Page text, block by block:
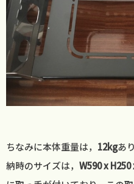
ちなみに本体重量は， 12kgあ
納時のサイズは， W590 x